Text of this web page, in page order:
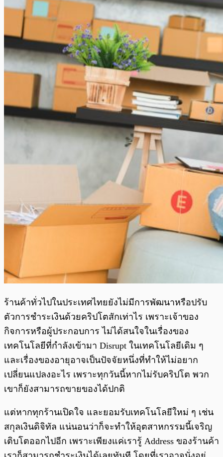
ร้านค้าทั่วไปในประเทศไทยยังไม่มีการพัฒนาหรือปรับ
ตัวการชำระเงินด้วยคริปโตสักเท่าไร เพราะเจ้าของ
กิจการหรือผู้ประกอบการ ไม่ได้สนใจในเรื่องของ
เทคโนโลยีที่กำลังเข้ามา Disrupt ในเทคโนโลยีเดิม ๆ
และเรื่องของอายุอาจเป็นปัจจัยหนึ่งที่ทำให้ไม่อยาก
เปลี่ยนแปลงอะไร เพราะทุกวันนี้หากไม่รับคริปโต พวก
เขาก็ยังสามารถขายของได้ปกติ
แต่หากทุกร้านเปิดใจ และยอมรับเทคโนโลยีใหม่ ๆ เช่น
สกุลเงินดิจิทัล แน่นอนว่าก็จะทำให้อุตสาหกรรมนี้เจริญ
เติบโตออกไปอีก เพราะเพียงแค่เรารู้ Address ของร้านค้า